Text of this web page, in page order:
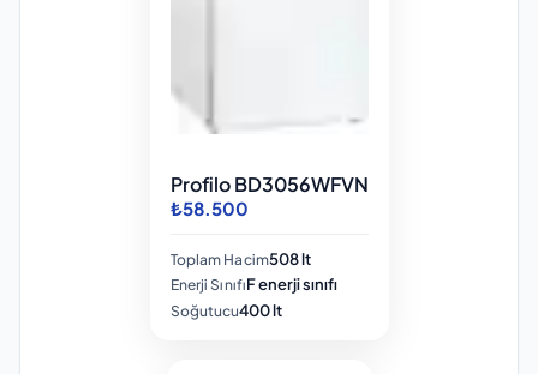
Profilo BD3056WFVN
₺58.500
Toplam Hacim508 lt
Enerji SınıfıF enerji sınıfı
Soğutucu400 lt